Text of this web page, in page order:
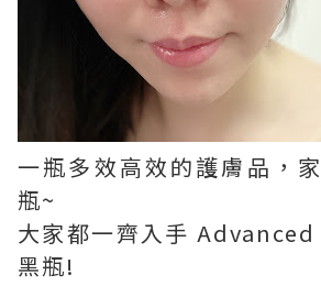
一瓶多效高效的護膚品，
瓶~
大家都一齊入手
黑瓶!